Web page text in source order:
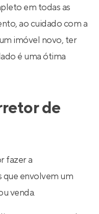
em todas as
ao cuidado com a
imóvel novo, ter
é uma ótima
de
fazer a
que envolvem um
venda.